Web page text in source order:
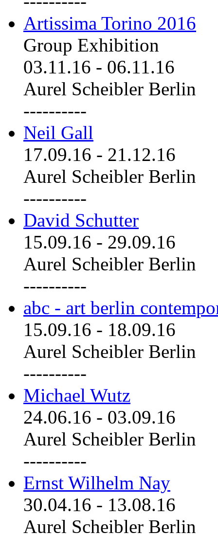
Artissima Torino 2016
Group Exhibition
03.11.16 - 06.11.16
Aurel Scheibler Berlin
----------
Neil Gall
17.09.16 - 21.12.16
Aurel Scheibler Berlin
----------
David Schutter
15.09.16 - 29.09.16
Aurel Scheibler Berlin
----------
abc - art berlin
15.09.16 - 18.09.16
Aurel Scheibler Berlin
----------
Michael Wutz
24.06.16 - 03.09.16
Aurel Scheibler Berlin
----------
Ernst Wilhelm Nay
30.04.16 - 13.08.16
Aurel Scheibler Berlin